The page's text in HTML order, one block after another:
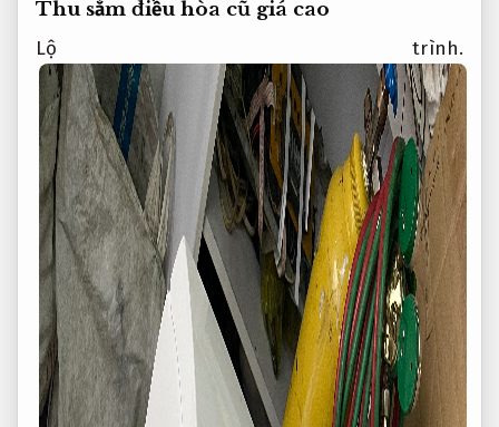
Thu sắm điều hòa cũ giá cao
Lộ trình.